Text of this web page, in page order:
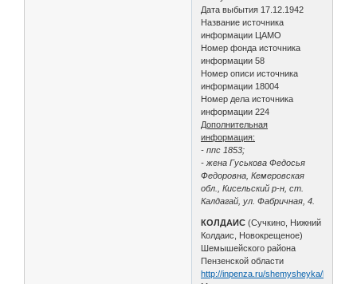
Дата выбытия 17.12.1942
Название источника
информации ЦАМО
Номер фонда источника
информации 58
Номер описи источника
информации 18004
Номер дела источника
информации 224
Дополнительная
информация:
- ппс 1853;
- жена Гуськова Федосья
Федоровна, Кемеровская
обл., Кисельский р-н, ст.
Калдагай, ул. Фабричная, 4.
КОЛДАИС (Сучкино, Нижний
Колдаис, Новокрещеное)
Шемышейского района
Пензенской области
http://inpenza.ru/shemysheyka/